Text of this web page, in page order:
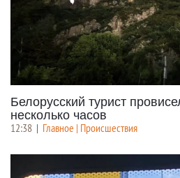
Белорусский турист
несколько часов
12:38 | Главное | Происшествия